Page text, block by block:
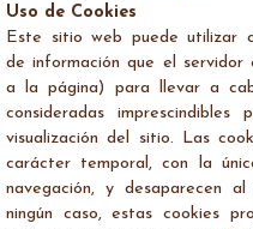
Uso de Cookies
Este sitio web puede utilizar
de información que el servidor
a la página) para llevar a
consideradas
visualización del sitio. Las
carácter temporal, con la
navegación, y desaparecen
ningún caso, estas cookies